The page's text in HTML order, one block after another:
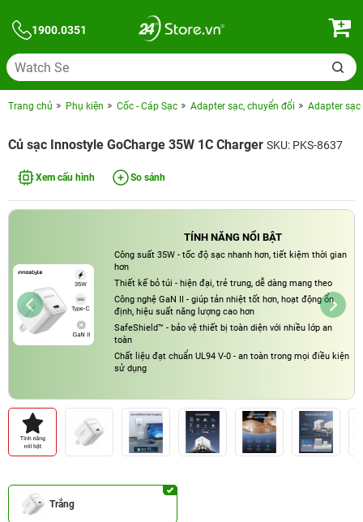
1900.0351
Trang chủ Phụ kiện Cốc - Cáp Sạc Adapter sạc, chuyển đổi Adapter
Củ sạc Innostyle GoCharge 35W 1C Charger SKU: PKS-8637
Xem cấu hình So sánh
TÍNH NĂNG NỔI BẬT
Công suất 35W - tốc độ sạc nhanh hơn, tiết kiệm thời gian
hơn
Thiết kế bỏ túi - hiện đại, trẻ trung, dễ dàng mang theo
Công nghệ GaN II - giúp tản nhiệt tốt hơn, hoạt động ổn
định, hiệu suất năng lượng cao hơn
SafeShield™ - bảo vệ thiết bị toàn diện với nhiều lớp an
toàn
Chất liệu đạt chuẩn UL94 V-0 - an toàn trong mọi điều kiện
sử dụng
Trắng